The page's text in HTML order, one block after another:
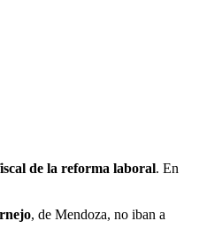
de la reforma laboral. En
, de Mendoza, no iban a